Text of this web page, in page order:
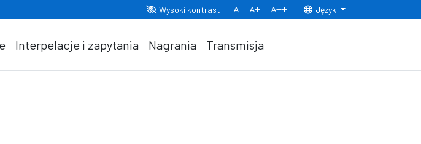
Wysoki kontrast
Normalny rozmiar czcionki
Rozmiar czcionki 150% Rozmiar czcionki 200%
Język
Interpelacje i zapytania Nagrania Transmisja